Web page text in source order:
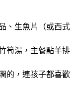
、生魚片（或西式
筍湯，主餐點羊排
的，連孩子都喜歡